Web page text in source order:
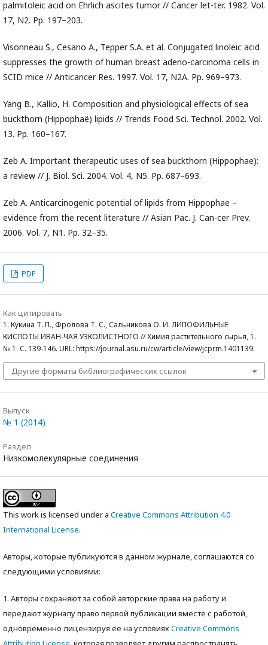
palmitoleic acid on Ehrlich ascites tumor // Cancer let-ter. 1982. Vol.
17, N2. Pp. 197–203.
Visonneau S., Cesano A., Tepper S.A. et al. Conjugated linoleic acid
suppresses the growth of human breast adeno-carcinoma cells in
SCID mice // Anticancer Res. 1997. Vol. 17, N2A. Pp. 969–973.
Yang B., Kallio, H. Composition and physiological effects of sea
buckthorn (Hippophaë) lipids // Trends Food Sci. Technol. 2002. Vol.
13. Pp. 160–167.
Zeb A. Important therapeutic uses of sea buckthorn (Hippophae):
a review // J. Biol. Sci. 2004. Vol. 4, N5. Pp. 687–693.
Zeb A. Anticarcinogenic potential of lipids from Hippophae –
evidence from the recent literature // Asian Pac. J. Can-cer Prev.
2006. Vol. 7, N1. Pp. 32–35.
PDF
Как цитировать
1. Кукина Т. П., Фролова Т. С., Сальникова О. И. ЛИПОФИЛЬНЫЕ
КИСЛОТЫ ИВАН-ЧАЯ УЗКОЛИСТНОГО // Химия растительного сырья, 1.
№ 1. С. 139-146. URL: https://journal.asu.ru/cw/article/view/jcprm.1401139.
Другие форматы библиографических ссылок
Выпуск
№ 1 (2014)
Раздел
Низкомолекулярные соединения
This work is licensed under a Creative Commons Attribution 4.0
International License.
Авторы, которые публикуются в данном журнале, соглашаются со
следующими условиями:
1. Авторы сохраняют за собой авторские права на работу и
передают журналу право первой публикации вместе с работой,
одновременно лицензируя ее на условияхCreative Commons